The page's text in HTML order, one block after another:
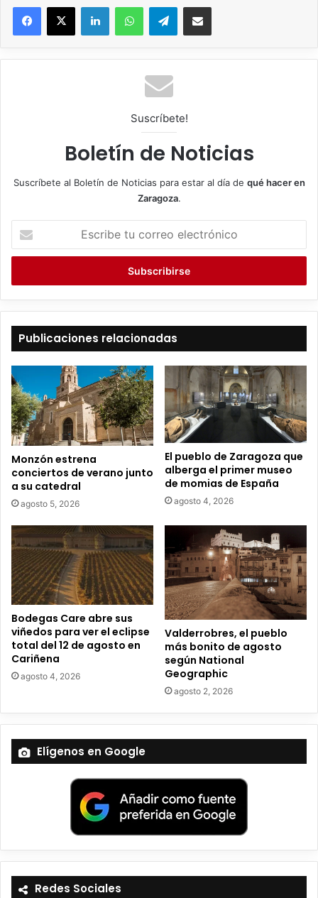
Telegram
Suscríbete!
Boletín de Noticias
Suscríbete al Boletín de Noticias para estar al día de qué hacer en
Zaragoza.
c
i
b
o
r
r
e
o
l
t
r
ó
n
i
c
o
Publicaciones relacionadas
Monzón estrena
conciertos de verano junto
a su catedral
agosto 5, 2026
El pueblo de Zaragoza que
alberga el primer museo
de momias de España
agosto 4, 2026
Bodegas Care abre sus
viñedos para ver el eclipse
total del 12 de agosto en
Cariñena
agosto 4, 2026
Valderrobres, el pueblo
más bonito de agosto
según National
Geographic
agosto 2, 2026
Elígenos en Google
Redes Sociales